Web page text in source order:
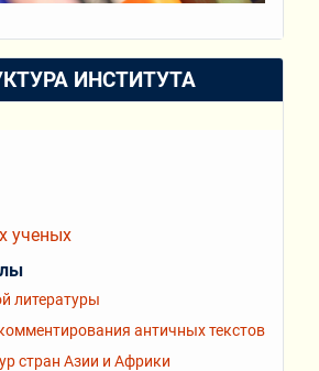
ИНСТИТУТА
ученых
литературы
античных текстов
стран Азии и Африки